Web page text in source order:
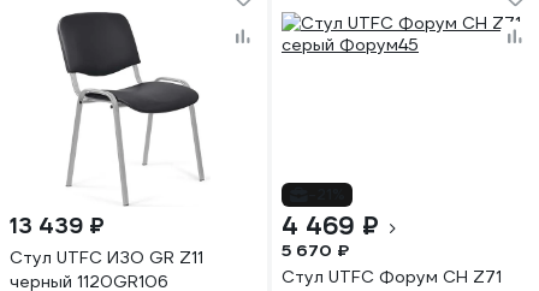
13 439 ₽
Стул UTFC ИЗО GR Z11
черный 1120GR106
4 469 ₽
5 670 ₽
Стул UTFC Форум СН Z71